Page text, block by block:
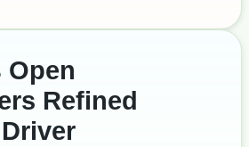
Open
Refined